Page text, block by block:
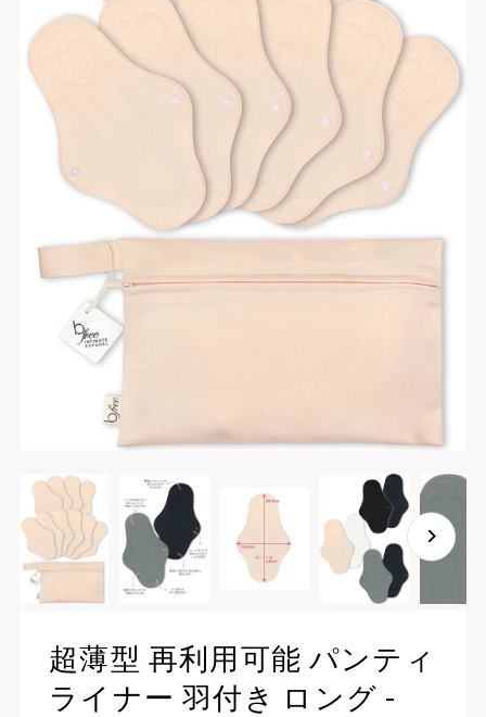
超薄型 再利用可能 パンティ
ライナー 羽付き ロング -